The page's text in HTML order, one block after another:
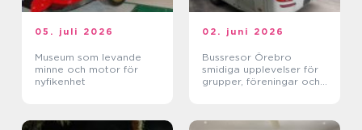
05. juli 2026
Museum som levande
minne och motor för
nyfikenhet
02. juni 2026
Bussresor Örebro
smidiga upplevelser för
grupper, föreningar och